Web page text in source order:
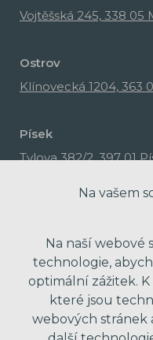
Vojtěšská 245, 338 05
Ostrov
Klínovecká 1204, 363
Písek
Tylova 382/2, 397 01
Na vašem
Na naší webové
technologie,
optimální zážitek.
které jsou
webových stránek